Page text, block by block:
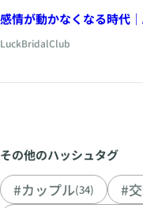
感情が動かなくなる時代
かな無感情化」
LuckBridalClub
その他のハッシュタグ
#カップル(34) #